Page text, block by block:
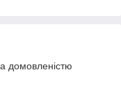
домовленістю